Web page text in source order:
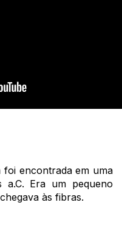
foi encontrada em uma
Era um pequeno
às fibras.